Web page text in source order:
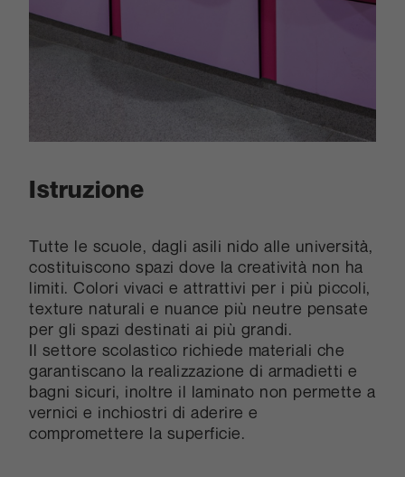
Istruzione
Tutte le scuole, dagli asili nido alle università,
costituiscono spazi dove la creatività non ha
limiti. Colori vivaci e attrattivi per i più piccoli,
texture naturali e nuance più neutre pensate
per gli spazi destinati ai più grandi.
Il settore scolastico richiede materiali che
garantiscano la realizzazione di armadietti e
bagni sicuri, inoltre il laminato non permette a
vernici e inchiostri di aderire e
compromettere la superficie.